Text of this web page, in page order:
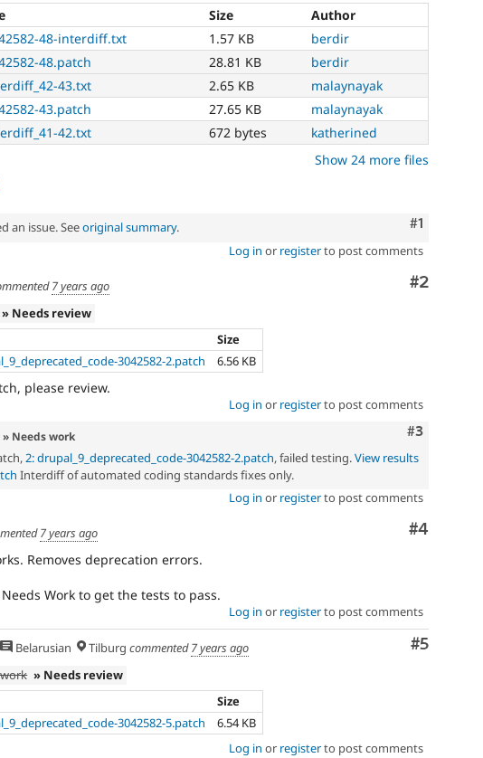
Size
Author
48-interdiff.txt 1.57 KB
berdir
48.patch 28.81 KB
berdir
43.txt 2.65 KB
malaynayak
43.patch 27.65 KB
malaynayak
42.txt 672 bytes
katherined
Show 24 more files
Comment
#1
an issue. Seeoriginal summary.
Log in or registerto post comments
Comment
#2
7 years ago
» Needs review
Size
3042582-2.patch 6.56 KB
please review.
Log in or registerto post comments
Comment
#3
» Needs work
2: drupal_9_deprecated_code-3042582-2.patch, failed testing.View results
Interdiff of automated coding standards fixes only.
Log in or registerto post comments
Comment
#4
7 years ago
Removes deprecation errors.
Work to get the tests to pass.
Log in or registerto post comments
Comment
#5
Belarusian Tilburg commented7 years ago
» Needs review
Size
3042582-5.patch
6.54 KB
Log in or registerto post comments